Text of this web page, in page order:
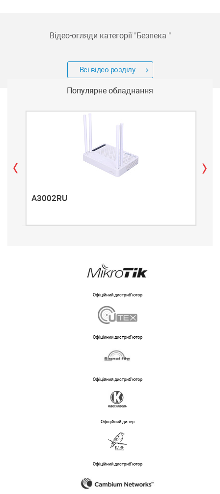
Відео-огляди категорії "Безпека "
Всі відео розділу
Популярне обладнання
A3002RU
Офіційний дистриб'ютор
Офіційний дистриб'ютор
Офіційний дистриб'ютор
Офіційний дилер
Офіційний дистриб'ютор